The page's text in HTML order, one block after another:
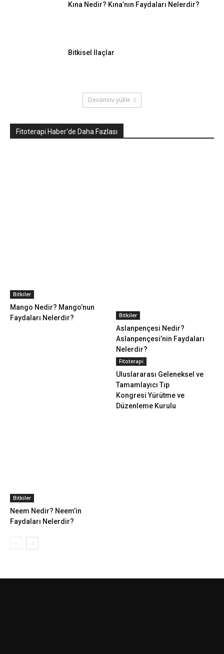
Kına Nedir? Kına’nın Faydaları Nelerdir?
Bitkisel İlaçlar
Devamını yükle
Fitoterapi Haber'de Daha Fazlası
Bitkiler
Mango Nedir? Mango’nun
Faydaları Nelerdir?
Bitkiler
Aslanpençesi Nedir?
Aslanpençesi’nin Faydaları
Nelerdir?
Bitkiler
Neem Nedir? Neem’in
Faydaları Nelerdir?
Fitoterapi
Uluslararası Geleneksel ve
Tamamlayıcı Tıp
Kongresi Yürütme ve
Düzenleme Kurulu